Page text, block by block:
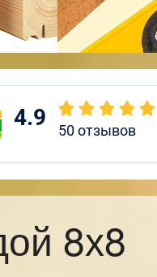
4.9 50отзывов
8х8